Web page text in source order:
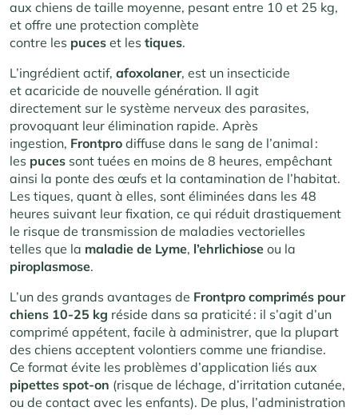
aux chiens de taille moyenne, pesant entre 10 et 25 kg,
et offre une protection complète
contre les puces et les tiques.
L’ingrédient actif, afoxolaner, est un insecticide
et acaricide de nouvelle génération. Il agit
directement sur le système nerveux des parasites,
provoquant leur élimination rapide. Après
ingestion, Frontpro diffuse dans le sang de l’animal :
les puces sont tuées en moins de 8 heures, empêchant
ainsi la ponte des œufs et la contamination de l’habitat.
Les tiques, quant à elles, sont éliminées dans les 48
heures suivant leur fixation, ce qui réduit drastiquement
le risque de transmission de maladies vectorielles
telles que la maladie de Lyme, l’ehrlichiose ou la
piroplasmose.
L’un des grands avantages de Frontpro comprimés pour
chiens 10-25 kg réside dans sa praticité : il s’agit d’un
comprimé appétent, facile à administrer, que la plupart
des chiens acceptent volontiers comme une friandise.
Ce format évite les problèmes d’application liés aux
pipettes spot-on (risque de léchage, d’irritation cutanée,
ou de contact avec les enfants). De plus, l’administration